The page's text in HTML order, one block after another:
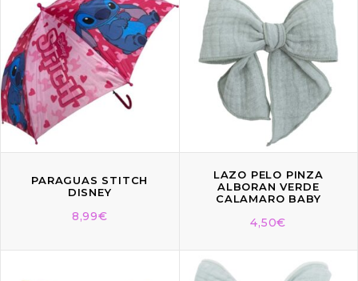
PARAGUAS STITCH
DISNEY
8,99€
LAZO PELO PINZA
ALBORAN VERDE
CALAMARO BABY
4,50€